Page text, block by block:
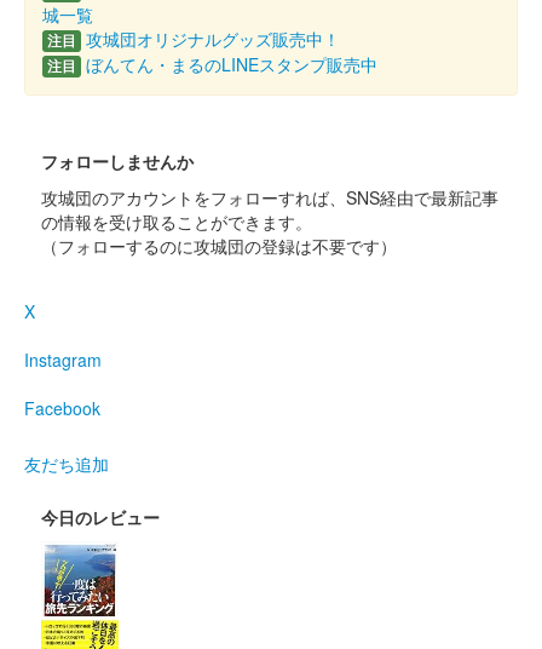
城一覧
注目 攻城団オリジナルグッズ販売中！
注目 ぼんてん・まるのLINEスタンプ販売中
フォローしませんか
攻城団のアカウントをフォローすれば、SNS経由で最新記事
の情報を受け取ることができます。
（フォローするのに攻城団の登録は不要です）
X
Instagram
Facebook
友だち追加
今日のレビュー